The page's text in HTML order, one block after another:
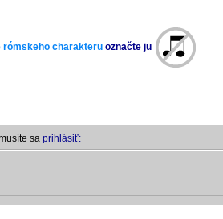
rómskeho charakteru označte ju
sa prihlásiť: